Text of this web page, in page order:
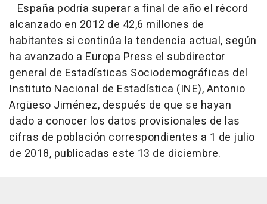
España podría superar a final de año el récord
alcanzado en 2012 de 42,6 millones de
habitantes si continúa la tendencia actual, según
ha avanzado a Europa Press el subdirector
general de Estadísticas Sociodemográficas del
Instituto Nacional de Estadística (INE), Antonio
Argüeso Jiménez, después de que se hayan
dado a conocer los datos provisionales de las
cifras de población correspondientes a 1 de julio
de 2018, publicadas este 13 de diciembre.